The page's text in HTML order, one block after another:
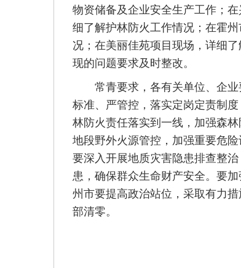
物资储备及企业安全生产工作；
细了解护林防火工作情况；在霍
况；在美丽佳苑项目现场，详细
现的问题要求及时整改。
常青要求，各有关单位、企业
标准、严管控，落实定岗定责制
林防火责任落实到一线，加强森
地段野外火源管控，加强重要危
要深入开展地质灾害隐患排查整
患，确保群众生命财产安全。要
州市要提高政治站位，采取有力
部清零。